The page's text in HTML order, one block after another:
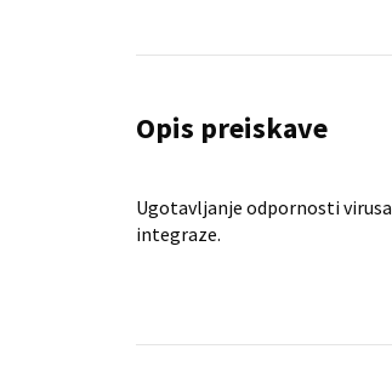
Opis preiskave
Ugotavljanje odpornosti
integraze.